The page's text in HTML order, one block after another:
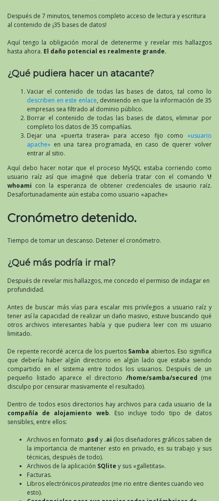
Después de 7 minutos, tenemos completo acceso de lectura y escritura
al contenido de ¡35 bases de datos!
Aquí tengo la obligación moral de detenerme y revelar mis hallazgos
hasta ahora. El daño potencial es realmente grande.
¿Qué pudiera hacer un atacante?
Vaciar el contenido de todas las bases de datos, tal como lo
describen en este enlace, deviniendo en que la información de 35
empresas sea filtrado al dominio público.
Borrar el contenido de todas las bases de datos, eliminar por
completo los datos de 35 compañías.
Dejar una «puerta trasera» para acceso fijo como «usuario
apache» en una tarea programada, en caso de querer volver
entrar al sitio.
Aquí debo hacer notar que el proceso MySQL estaba corriendo como
usuario raíz así que imaginé que debería tratar con el comando \!
whoami con la esperanza de obtener credenciales de usaurio raíz.
Desafortunadamente aún estaba como usuario «apache»
Cronómetro detenido.
Tiempo de tomar un descanso. Detener el cronómetro.
¿Qué más podría ir mal?
Después de revelar mis hallazgos, me concedo el permiso de indagar en
profundidad.
Antes de buscar más vías para escalar mis privilegios a usuario raíz y
tener así la capacidad de realizar un daño masivo, estuve buscando qué
otros archivos interesantes había y que pudiera leer con mi usuario
limitado.
De repente recordé acerca de los puertos Samba abiertos. Eso significa
que debería haber algún directorio en algún lado que estaba siendo
compartido en el sistema entre todos los usuarios. Después de un
pequeño listado aparece el directorio /home/samba/secured (me
disculpo por censurar masivamente el resultado).
Dentro de todos esos directorios hay archivos para cada usuario de la
compañía de alojamiento web. Eso incluye todo tipo de datos
sensibles, entre ellos:
Archivos en formato .psd y .ai (los diseñadores gráficos saben de
la importancia de mantener esto en privado, es su trabajo y sus
técnicas, después de todo).
Archivos de la aplicación SQlite y sus «galletitas».
Facturas.
Libros electrónicospirateados (me rio entre dientes cuando veo
esto).